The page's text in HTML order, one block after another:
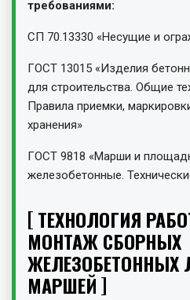
требованиями:
СП 70.13330 «Несущие и
ГОСТ 13015 «Изделия
для строительства. Общие
Правила приемки,
хранения»
ГОСТ 9818 «Марши и
железобетонные.
ТЕХНОЛОГИЯ
МОНТАЖ СБОРНЫХ
ЖЕЛЕЗОБЕТОННЫХ
МАРШЕЙ